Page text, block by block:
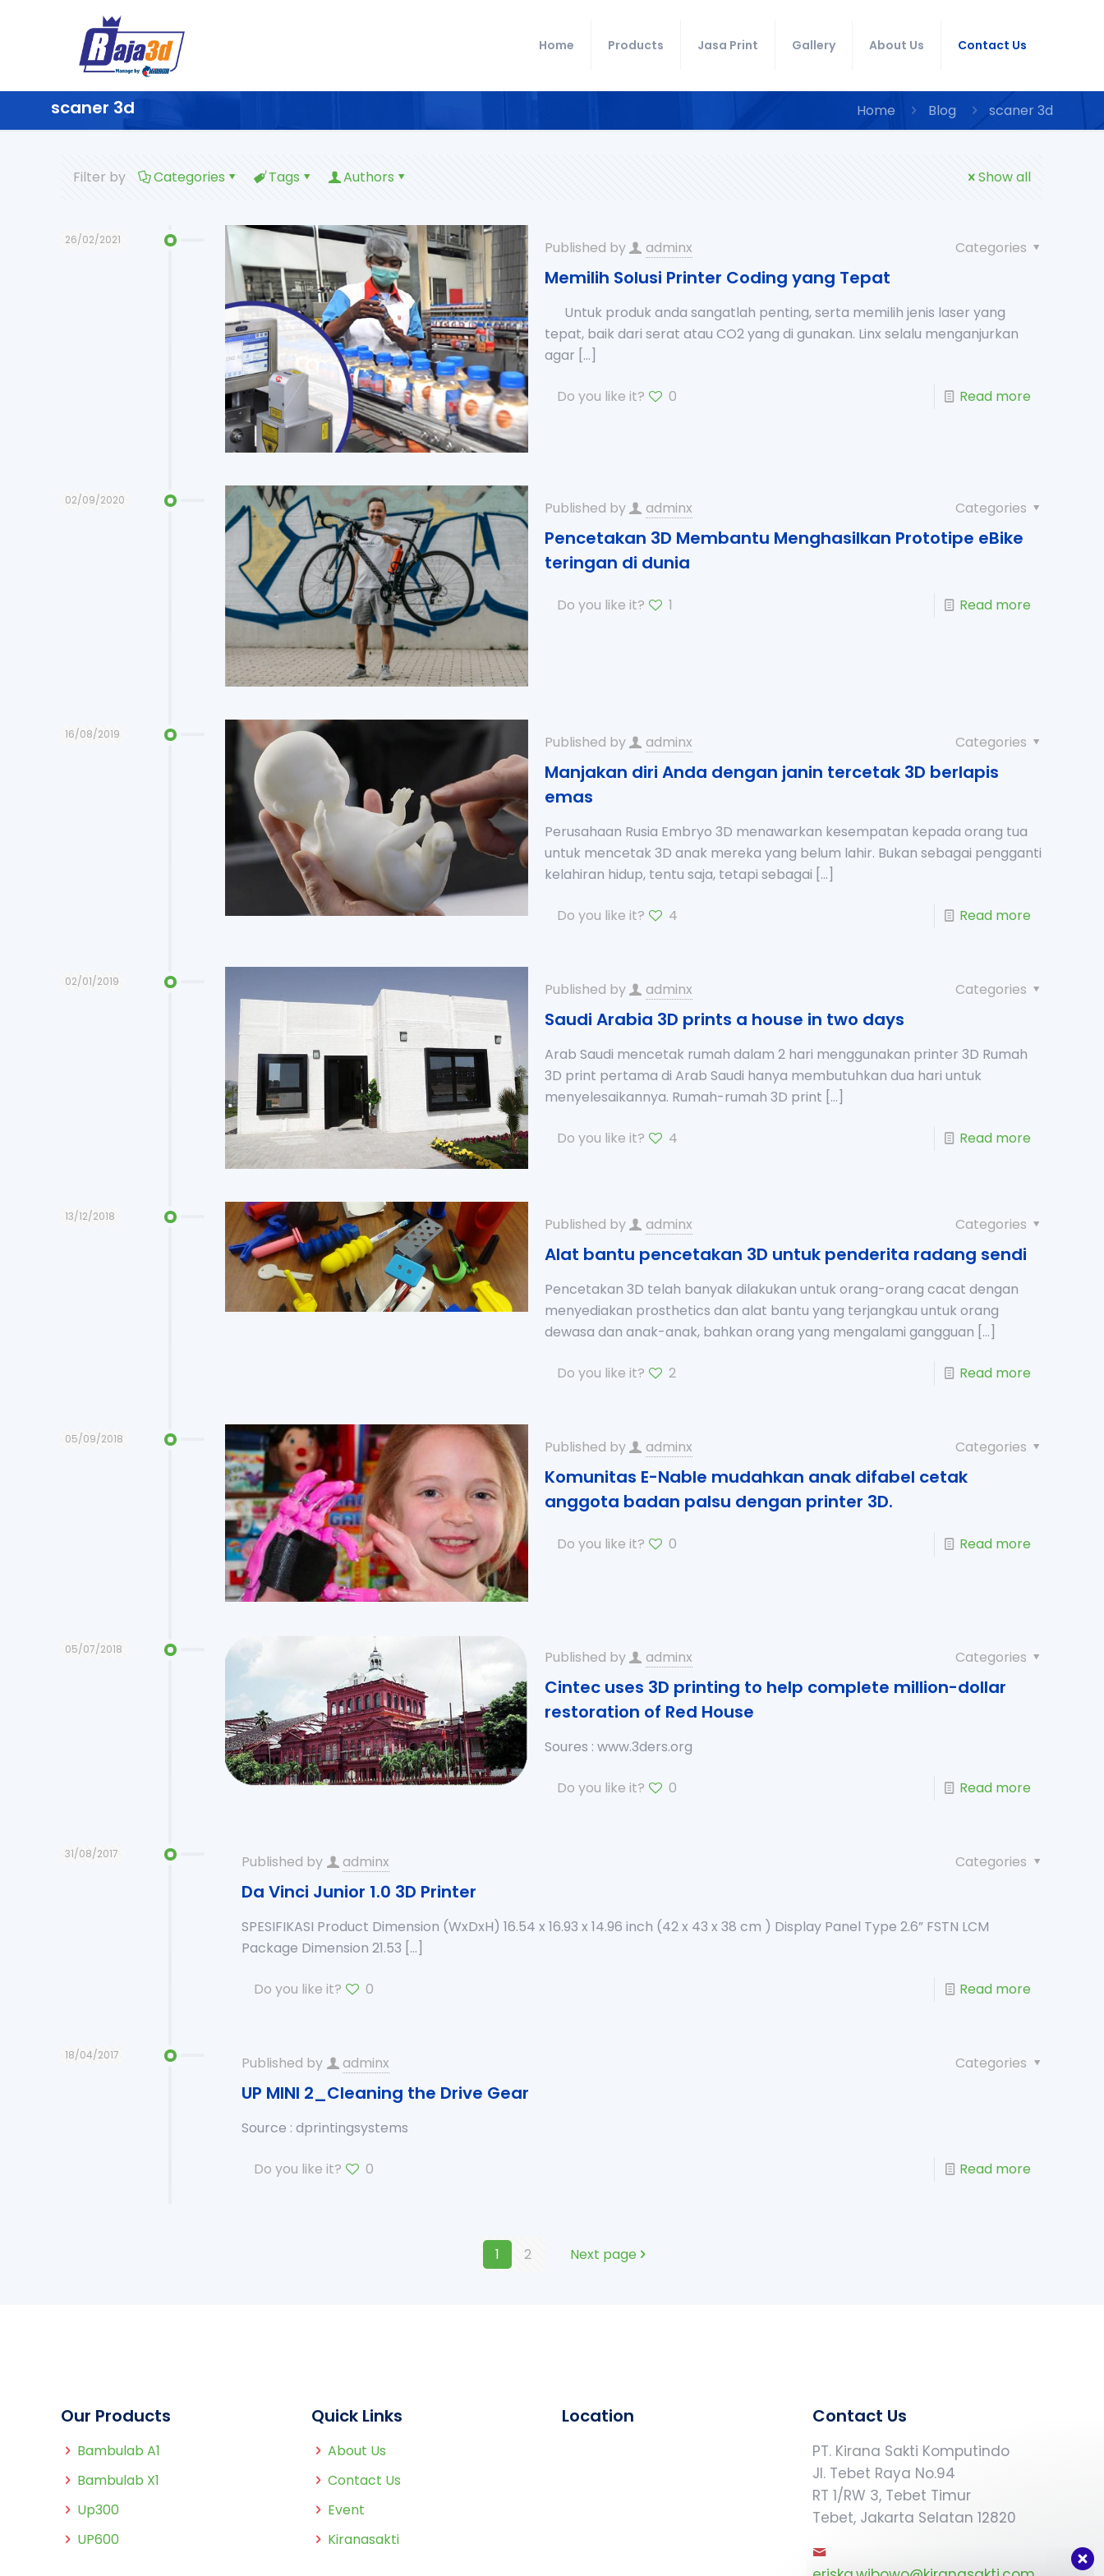
Home Products Jasa Print Gallery About Us Contact Us
scaner 3d Home Blog scaner 3d
Filter by Categories Tags Authors Show all
26/02/2021 Published by adminx Categories
Memilih Solusi Printer Coding yang Tepat
Untuk produk anda sangatlah penting, serta memilih jenis laser yang
tepat, baik dari serat atau CO2 yang di gunakan. Linx selalu menganjurkan
agar […]
Do you like it? 0 Read more
02/09/2020 Published by adminx Categories
Pencetakan 3D Membantu Menghasilkan Prototipe eBike
teringan di dunia
Do you like it? 1 Read more
16/08/2019 Published by adminx Categories
Manjakan diri Anda dengan janin tercetak 3D berlapis
emas
Perusahaan Rusia Embryo 3D menawarkan kesempatan kepada orang tua
untuk mencetak 3D anak mereka yang belum lahir. Bukan sebagai pengganti
kelahiran hidup, tentu saja, tetapi sebagai […]
Do you like it? 4 Read more
02/01/2019 Published by adminx Categories
Saudi Arabia 3D prints a house in two days
Arab Saudi mencetak rumah dalam 2 hari menggunakan printer 3D Rumah
3D print pertama di Arab Saudi hanya membutuhkan dua hari untuk
menyelesaikannya. Rumah-rumah 3D print […]
Do you like it? 4 Read more
13/12/2018 Published by adminx Categories
Alat bantu pencetakan 3D untuk penderita radang sendi
Pencetakan 3D telah banyak dilakukan untuk orang-orang cacat dengan
menyediakan prosthetics dan alat bantu yang terjangkau untuk orang
dewasa dan anak-anak, bahkan orang yang mengalami gangguan […]
Do you like it? 2 Read more
05/09/2018 Published by adminx Categories
Komunitas E-Nable mudahkan anak difabel cetak
anggota badan palsu dengan printer 3D.
Do you like it? 0 Read more
05/07/2018 Published by adminx Categories
Cintec uses 3D printing to help complete million-dollar
restoration of Red House
Soures : www.3ders.org
Do you like it? 0 Read more
31/08/2017 Published by adminx Categories
Da Vinci Junior 1.0 3D Printer
SPESIFIKASI Product Dimension (WxDxH) 16.54 x 16.93 x 14.96 inch (42 x 43 x 38 cm ) Display Panel Type 2.6” FSTN LCM
Package Dimension 21.53 […]
Do you like it? 0 Read more
18/04/2017 Published by adminx Categories
UP MINI 2_Cleaning the Drive Gear
Source : dprintingsystems
Do you like it? 0 Read more
1 2 Next page
Our Products
Bambulab A1
Bambulab X1
Up300
UP600
Quick Links
About Us
Contact Us
Event
Kiranasakti
Location Contact Us
PT. Kirana Sakti Komputindo
Jl. Tebet Raya No.94
RT 1/RW 3, Tebet Timur
Tebet, Jakarta Selatan 12820
Our customer support team is here to
answer your questions. Ask us anything!